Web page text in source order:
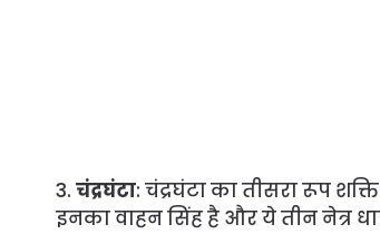
3. चंद्रघंटा: चंद्रघंटा का तीसरा रूप
इनका वाहन सिंह है और ये तीन नेत्र